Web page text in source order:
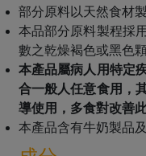
部分原料以天然食材
本品部分原料製程採
數之乾燥褐色或黑色
本產品屬病人用特定
合一般人任意食用，
導使用，多食對改善
本產品含有牛奶製品